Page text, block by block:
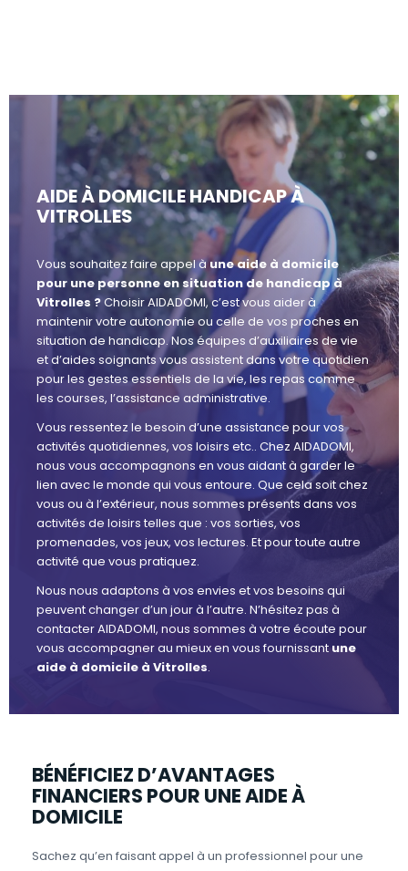
AIDE À DOMICILE HANDICAP À
VITROLLES
Vous souhaitez faire appel àune aide à domicile
pour une personne en situation de handicap à
Vitrolles ?Choisir AIDADOMI, c’est vous aider à
maintenir votre autonomie ou celle de vos proches en
situation de handicap. Nos équipes d’auxiliaires de vie
et d’aides soignants vous assistent dans votre quotidien
pour les gestes essentiels de la vie, les repas comme
les courses, l’assistance administrative.
Vous ressentez le besoin d’une assistance pour vos
activités quotidiennes, vos loisirs etc.. Chez AIDADOMI,
nous vous accompagnons en vous aidant à garder le
lien avec le monde qui vous entoure. Que cela soit chez
vous ou à l’extérieur, nous sommes présents dans vos
activités de loisirs telles que : vos sorties, vos
promenades, vos jeux, vos lectures. Et pour toute autre
activité que vous pratiquez.
Nous nous adaptons à vos envies et vos besoins qui
peuvent changer d’un jour à l’autre. N’hésitez pas à
contacter AIDADOMI, nous sommes à votre écoute pour
vous accompagner au mieux en vous fournissant une
aide à domicile à Vitrolles.
BÉNÉFICIEZ D’AVANTAGES
FINANCIERS POUR UNE AIDE À
DOMICILE
Sachez qu’en faisant appel à un professionnel pour une